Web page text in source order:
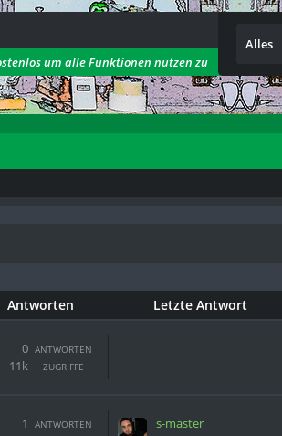
Alles
um alle Funktionen nutzen zu
Antworten Letzte Antwort
ANTWORTEN
0
ZUGRIFFE
11k
ANTWORTEN
1 s-master